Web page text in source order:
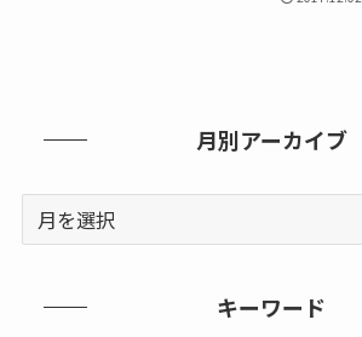
月別アーカイブ
キーワード